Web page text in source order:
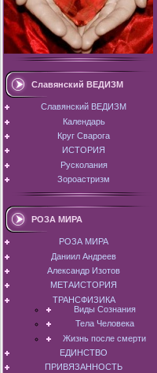
Славянский ВЕДИЗМ
Славянский ВЕДИЗМ
Календарь
Круг Сварога
ИСТОРИЯ
Русколания
Зороастризм
РОЗА МИРА
РОЗА МИРА
Даниил Андреев
Александр Изотов
МЕТАИСТОРИЯ
ТРАНСФИЗИКА
Виды Сознания
Тела Человека
Жизнь после смерти
ЕДИНСТВО
ПРИВЯЗАННОСТЬ